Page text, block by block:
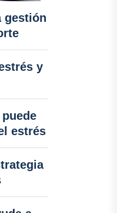
gestión
y
estrés